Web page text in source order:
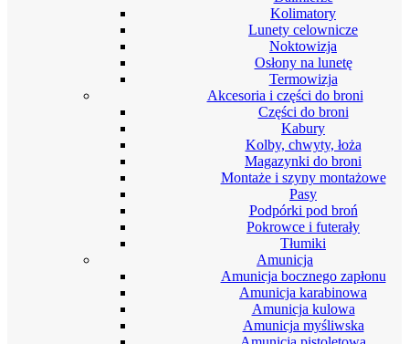
Kolimatory
Lunety celownicze
Noktowizja
Osłony na lunetę
Termowizja
Akcesoria i części do broni
Części do broni
Kabury
Kolby, chwyty, łoża
Magazynki do broni
Montaże i szyny montażowe
Pasy
Podpórki pod broń
Pokrowce i futerały
Tłumiki
Amunicja
Amunicja bocznego zapłonu
Amunicja karabinowa
Amunicja kulowa
Amunicja myśliwska